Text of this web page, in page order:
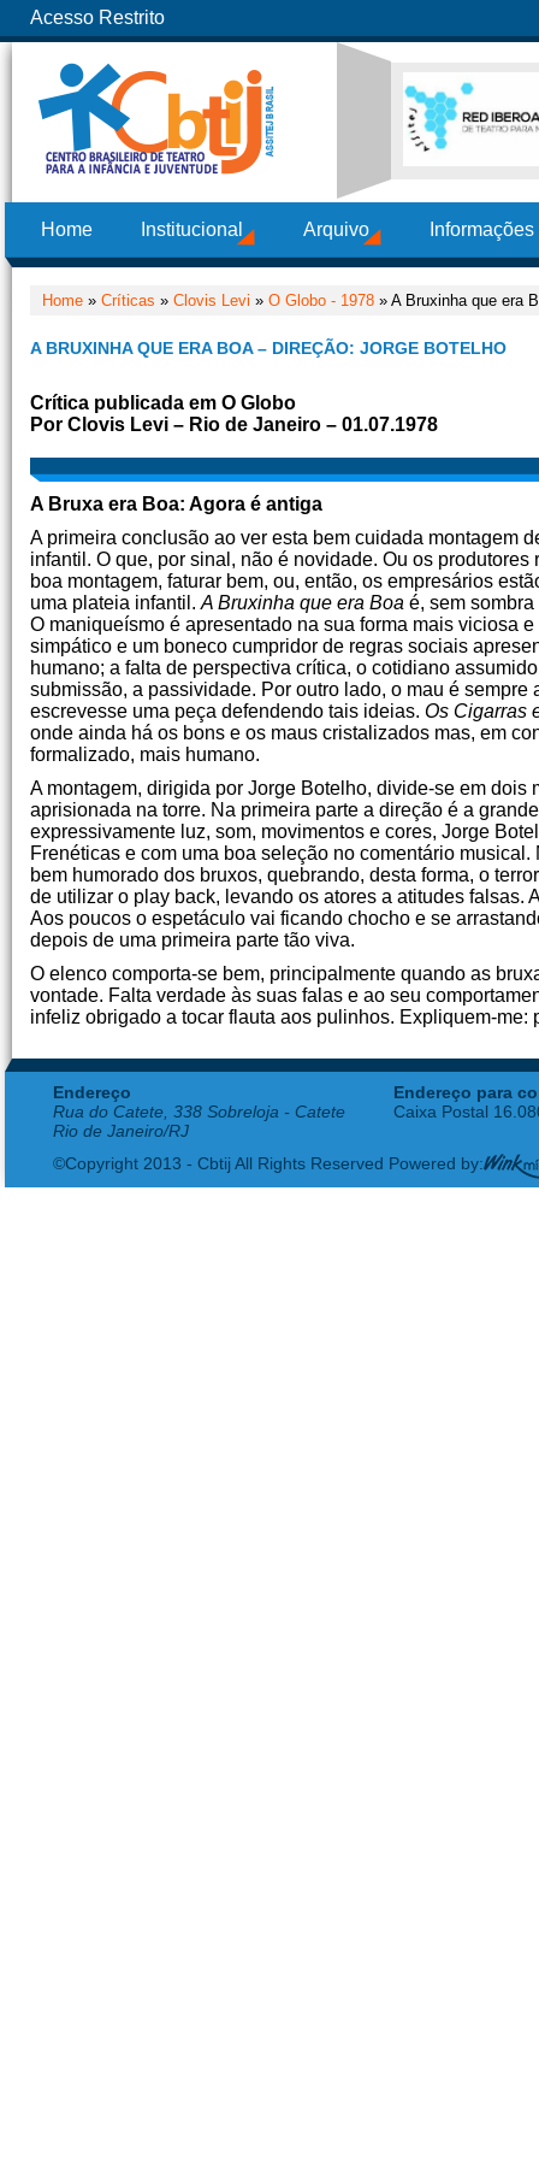
Acesso Restrito
Home Institucional Arquivo
Home » Críticas » Clovis Levi » O Globo - 1978 » A Bruxinha que era
A BRUXINHA QUE ERA BOA – DIREÇÃO: JORGE BOTELHO
Crítica publicada em O Globo
Por Clovis Levi – Rio de Janeiro – 01.07.1978
A Bruxa era Boa: Agora é antiga
A primeira conclusão ao ver esta bem cuidada montagem
infantil. O que, por sinal, não é novidade. Ou os
boa montagem, faturar bem, ou, então, os empresários
uma plateia infantil. A Bruxinha que era Boa é, sem
O maniqueísmo é apresentado na sua forma mais viciosa
simpático e um boneco cumpridor de regras sociais
humano; a falta de perspectiva crítica, o cotidiano
submissão, a passividade. Por outro lado, o mau é
escrevesse uma peça defendendo tais ideias. Os Cigarras
onde ainda há os bons e os maus cristalizados mas, em
formalizado, mais humano.
A montagem, dirigida por Jorge Botelho, divide-se em
aprisionada na torre. Na primeira parte a direção é a
expressivamente luz, som, movimentos e cores, Jorge
Frenéticas e com uma boa seleção no comentário
bem humorado dos bruxos, quebrando, desta forma, o
de utilizar o play back, levando os atores a atitudes falsas.
Aos poucos o espetáculo vai ficando chocho e se
depois de uma primeira parte tão viva.
O elenco comporta-se bem, principalmente quando as
vontade. Falta verdade às suas falas e ao seu
infeliz obrigado a tocar flauta aos pulinhos. Expliquem-me:
Endereço
Rua do Catete, 338 Sobreloja - Catete
Rio de Janeiro/RJ
Endereço para
Caixa Postal
©Copyright 2013 - Cbtij All Rights Reserved Powered by: